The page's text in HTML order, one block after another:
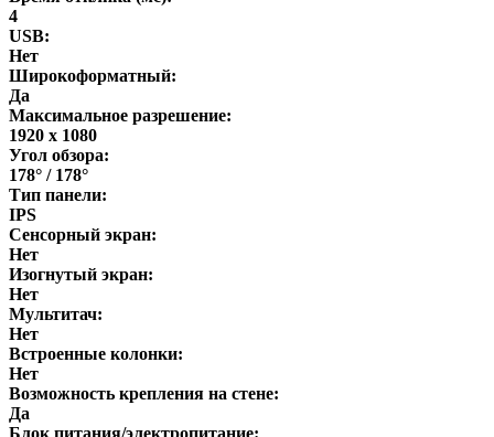
4
USB:
Нет
Широкоформатный:
Да
Максимальное разрешение:
1920 x 1080
Угол обзора:
178° / 178°
Тип панели:
IPS
Сенсорный экран:
Нет
Изогнутый экран:
Нет
Мультитач:
Нет
Встроенные колонки:
Нет
Возможность крепления на стене:
Да
Блок питания/электропитание: